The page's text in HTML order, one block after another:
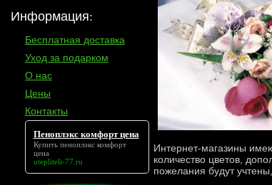
Информация:
Бесплатная доставка
Уход за подарком
О нас
Цены
Контакты
Пеноплэкс комфорт цена
Купить пеноплэкс комфорт
цена
utepliteli-77.ru
Интернет-магазины
количество цветов,
пожелания будут